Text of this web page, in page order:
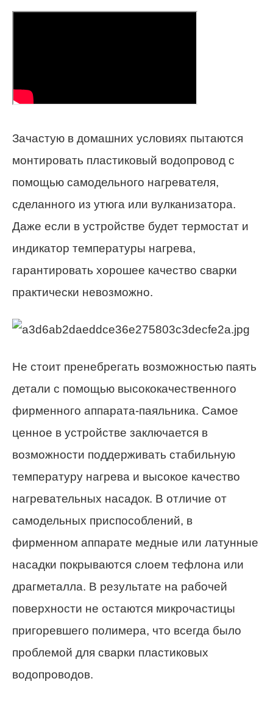
Зачастую в домашних условиях пытаются
монтировать пластиковый водопровод с
помощью самодельного нагревателя,
сделанного из утюга или вулканизатора.
Даже если в устройстве будет термостат и
индикатор температуры нагрева,
гарантировать хорошее качество сварки
практически невозможно.
Не стоит пренебрегать возможностью паять
детали с помощью высококачественного
фирменного аппарата-паяльника. Самое
ценное в устройстве заключается в
возможности поддерживать стабильную
температуру нагрева и высокое качество
нагревательных насадок. В отличие от
самодельных приспособлений, в
фирменном аппарате медные или латунные
насадки покрываются слоем тефлона или
драгметалла. В результате на рабочей
поверхности не остаются микрочастицы
пригоревшего полимера, что всегда было
проблемой для сварки пластиковых
водопроводов.